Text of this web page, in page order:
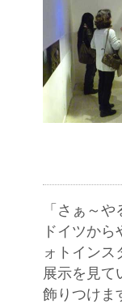
「さぁ～
ドイツか
ォトインス
展示を見て
飾りつけま